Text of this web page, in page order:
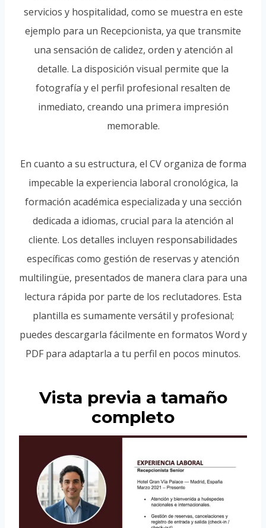
servicios y hospitalidad, como se muestra en este
ejemplo para un Recepcionista, ya que transmite
una sensación de calidez, orden y atención al
detalle. La disposición visual permite que la
fotografía y el perfil profesional resalten de
inmediato, creando una primera impresión
memorable.
En cuanto a su estructura, el CV organiza de forma
impecable la experiencia laboral cronológica, la
formación académica especializada y una sección
dedicada a idiomas, crucial para la atención al
cliente. Los detalles incluyen responsabilidades
específicas como gestión de reservas y atención
multilingüe, presentados de manera clara para una
lectura rápida por parte de los reclutadores. Esta
plantilla es sumamente versátil y profesional;
puedes descargarla fácilmente en formatos Word y
PDF para adaptarla a tu perfil en pocos minutos.
Vista previa a tamaño
completo